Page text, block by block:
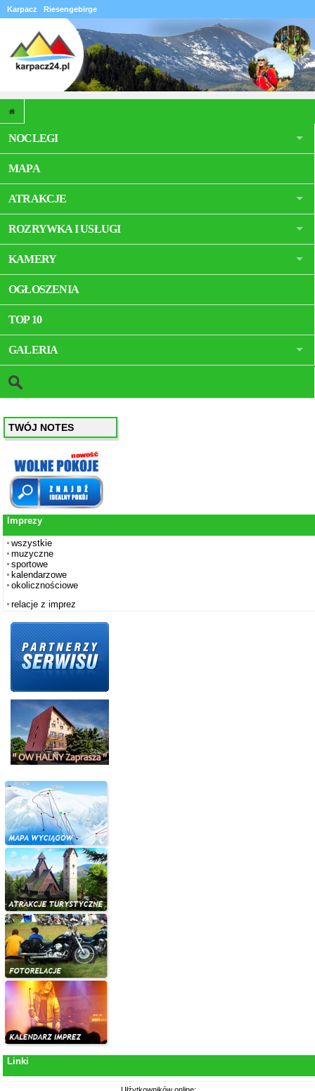
Karpacz Riesengebirge
NOCLEGI
MAPA
ATRAKCJE
ROZRYWKA I USŁUGI
KAMERY
OGŁOSZENIA
TOP 10
GALERIA
TWÓJ NOTES
Imprezy
wszystkie
muzyczne
sportowe
kalendarzowe
okolicznościowe
relacje z imprez
Linki